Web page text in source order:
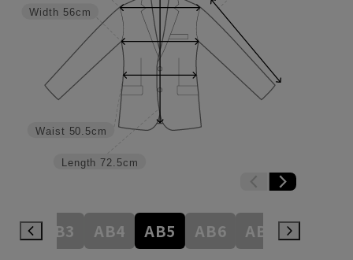
Length 72.5cm
Waist 50.5cm
Width 56cm
A8 AB3 AB4 AB5 AB6 AB7 AB8